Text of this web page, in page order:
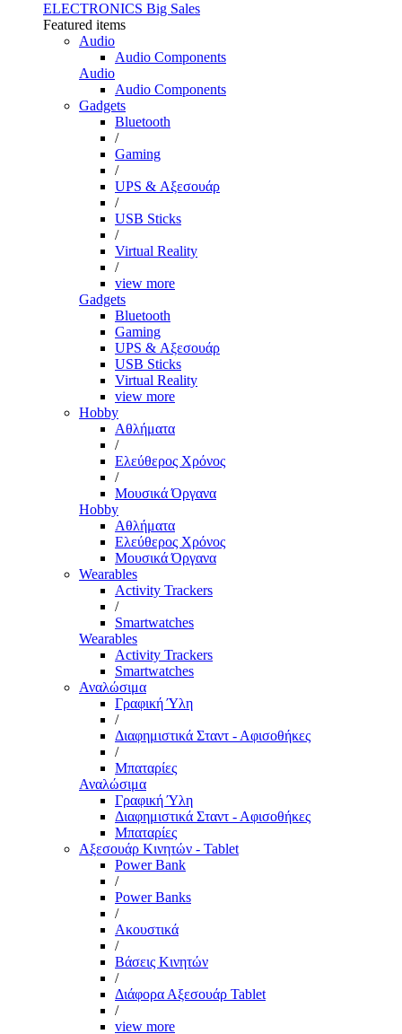
ELECTRONICS Big Sales
Featured items
Audio
Audio Components
Audio
Audio Components
Gadgets
Bluetooth
/
Gaming
/
UPS & Αξεσουάρ
/
USB Sticks
/
Virtual Reality
/
view more
Gadgets
Bluetooth
Gaming
UPS & Αξεσουάρ
USB Sticks
Virtual Reality
view more
Hobby
Αθλήματα
/
Ελεύθερος Χρόνος
/
Μουσικά Όργανα
Hobby
Αθλήματα
Ελεύθερος Χρόνος
Μουσικά Όργανα
Wearables
Activity Trackers
/
Smartwatches
Wearables
Activity Trackers
Smartwatches
Αναλώσιμα
Γραφική Ύλη
/
Διαφημιστικά Σταντ - Αφισοθήκες
/
Μπαταρίες
Αναλώσιμα
Γραφική Ύλη
Διαφημιστικά Σταντ - Αφισοθήκες
Μπαταρίες
Αξεσουάρ Κινητών - Tablet
Power Bank
/
Power Banks
/
Ακουστικά
/
Βάσεις Κινητών
/
Διάφορα Αξεσουάρ Tablet
/
view more